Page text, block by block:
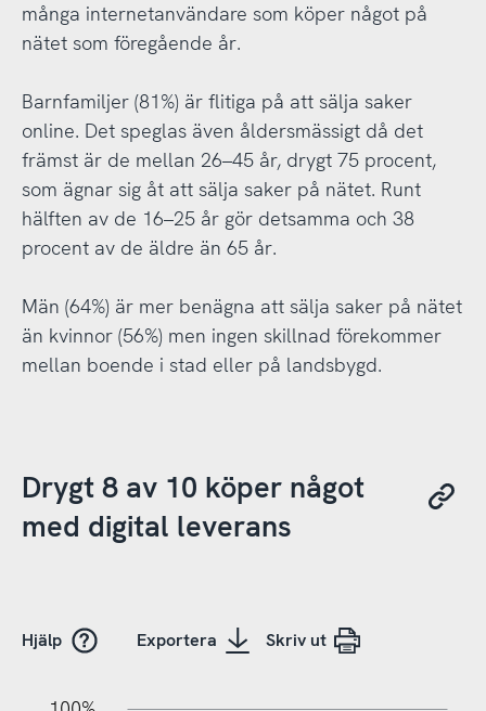
många internetanvändare som köper något på
nätet som föregående år.
Barnfamiljer (81%) är flitiga på att sälja saker
online. Det speglas även åldersmässigt då det
främst är de mellan 26–45 år, drygt 75 procent,
som ägnar sig åt att sälja saker på nätet. Runt
hälften av de 16–25 år gör detsamma och 38
procent av de äldre än 65 år.
Män (64%) är mer benägna att sälja saker på nätet
än kvinnor (56%) men ingen skillnad förekommer
mellan boende i stad eller på landsbygd.
Drygt 8 av 10 köper något
med digital leverans
Hjälp Exportera Skriv ut